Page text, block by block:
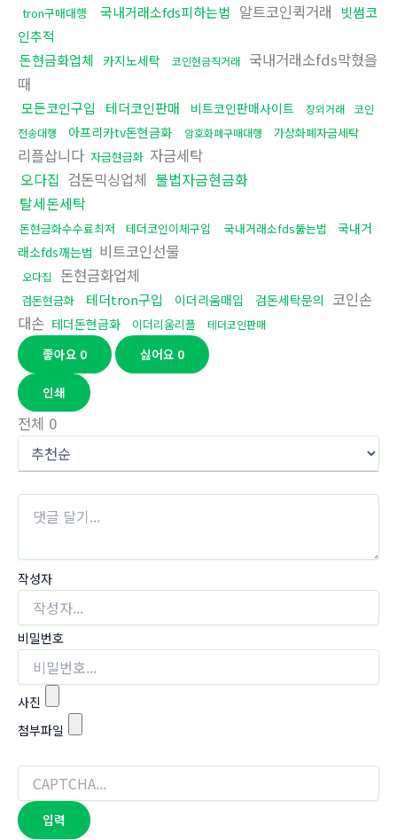
tron구매대행 국내거래소fds피하는법 알트코인퀵거래 빗썸코
인추적
돈현금화업체 카지노세탁 코인현금직거래
국내거래소fds막혔을
때
모든코인구입 테더코인판매 비트코인판매사이트 장외거래
코인
전송대행
아프리카tv돈현금화 암호화폐구매대행 가상화폐자금세탁
리플삽니다 자금현금화 자금세탁
오다집 검돈믹싱업체 불법자금현금화
탈세돈세탁
돈현금화수수료최저 테더코인이체구입 국내거래소fds뚫는법
국내거
래소fds깨는법 비트코인선물
오다집 돈현금화업체
검돈현금화 테더tron구입 이더리움매입 검돈세탁문의 코인손
대손 테더돈현금화 이더리움리플 테더코인판매
좋아요 0 싫어요 0
인쇄
전체 0
작성자
비밀번호
사진
첨부파일